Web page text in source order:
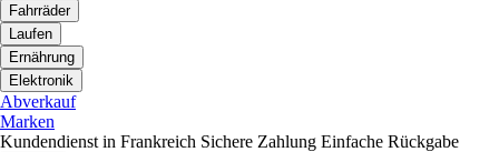
Fahrräder
Laufen
Ernährung
Elektronik
Abverkauf
Marken
Kundendienst in Frankreich Sichere Zahlung Einfache Rückgabe